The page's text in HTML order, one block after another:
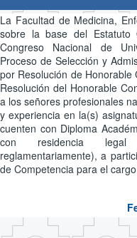
La Facultad de Medicina,
sobre la base del Estatuto
Congreso Nacional de
Proceso de Selección y
por Resolución de
Resolución del Honorable
a los señores profesionales
y experiencia en la(s)
cuenten con Diploma
con residencia legal
reglamentariamente), a
de Competencia para el